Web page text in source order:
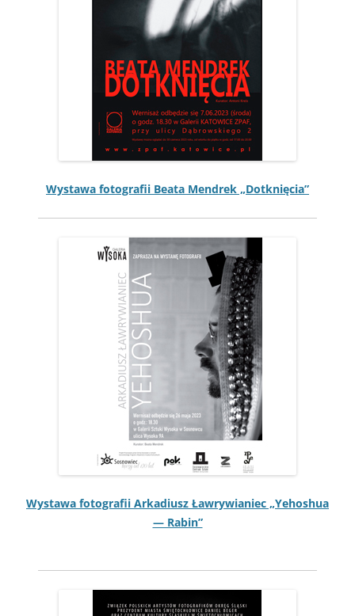
Wys­tawa fotografii Bea­ta Men­drek „Dotknię­cia”
Wys­tawa fotografii Arka­diusz Ławry­wian­iec „Yehoshua
— Rabin”